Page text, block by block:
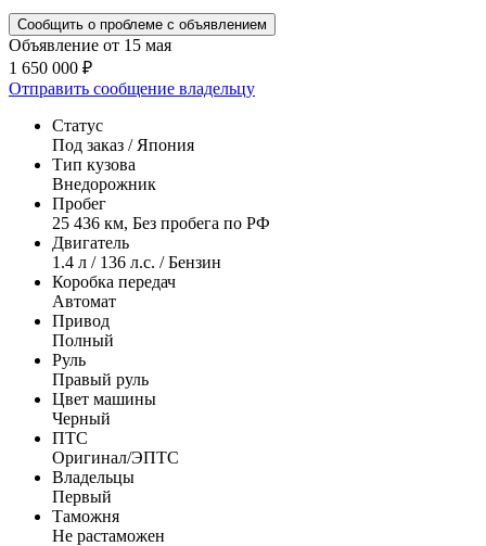
Сообщить о проблеме с объявлением
Объявление от 15 мая
1 650 000 ₽
Отправить сообщение владельцу
Статус
Под заказ / Япония
Тип кузова
Внедорожник
Пробег
25 436 км, Без пробега по РФ
Двигатель
1.4 л / 136 л.с. / Бензин
Коробка передач
Автомат
Привод
Полный
Руль
Правый руль
Цвет машины
Черный
ПТС
Оригинал/ЭПТС
Владельцы
Первый
Таможня
Не растаможен